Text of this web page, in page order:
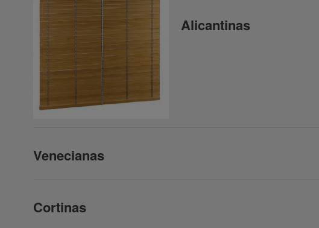
Alicantinas
Venecianas
Cortinas